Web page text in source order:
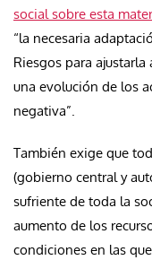
social sobre esta
“la necesaria
Riesgos para
una evolución de los
negativa”.
También exige que
(gobierno central y
sufriente de toda la
aumento de los
condiciones en las